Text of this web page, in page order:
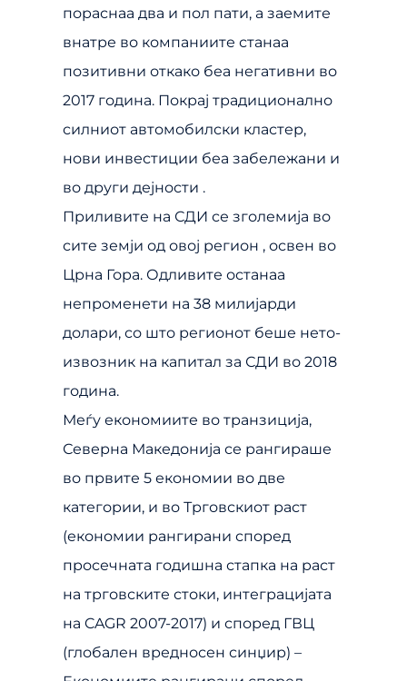
пораснаа два и пол пати, а заемите
внатре во компаниите станаа
позитивни откако беа негативни во
2017 година. Покрај традиционално
силниот автомобилски кластер,
нови инвестиции беа забележани и
во други дејности .
Приливите на СДИ се зголемија во
сите земји од овој регион , освен во
Црна Гора. Одливите останаа
непроменети на 38 милијарди
долари, со што регионот беше нето-
извозник на капитал за СДИ во 2018
година.
Меѓу економиите во транзиција,
Северна Македонија се рангираше
во првите 5 економии во две
категории, и во Трговскиот раст
(економии рангирани според
просечната годишна стапка на раст
на трговските стоки, интеграцијата
на CAGR 2007-2017) и според ГВЦ
(глобален вредносен синџир) –